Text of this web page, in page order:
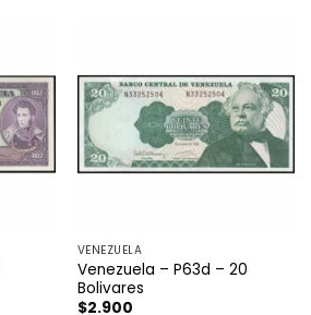
VENEZUELA
Venezuela – P63d – 20
Bolivares
$2.900